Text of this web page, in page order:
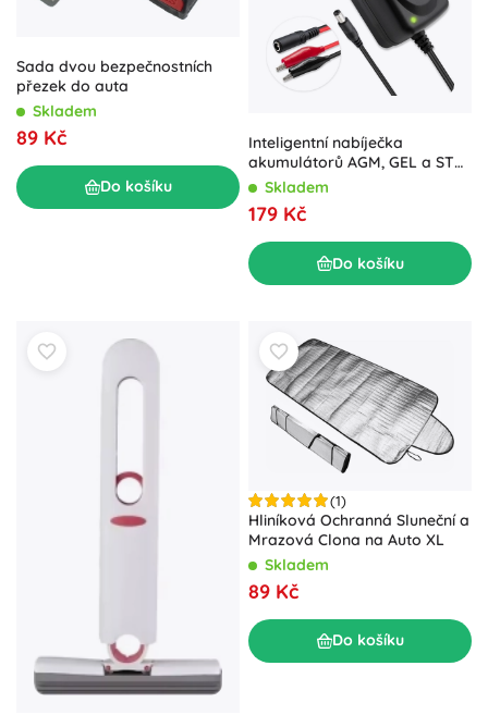
Sada dvou bezpečnostních
přezek do auta
Skladem
89 Kč
Do košíku
Inteligentní nabíječka
akumulátorů AGM, GEL a STD
6V/12V s LED indikací, 6 W,
konektor 5.5×2.1 mm, kabel 1.8
m
Skladem
179 Kč
Do košíku
(1)
Hliníková Ochranná Sluneční a
Mrazová Clona na Auto XL
Skladem
89 Kč
Do košíku